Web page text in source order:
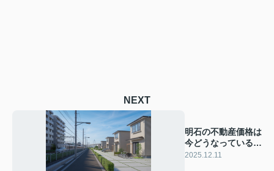
NEXT
明石の不動産価格は
今どうなっている？
交通利便性が与える
2025.12.11